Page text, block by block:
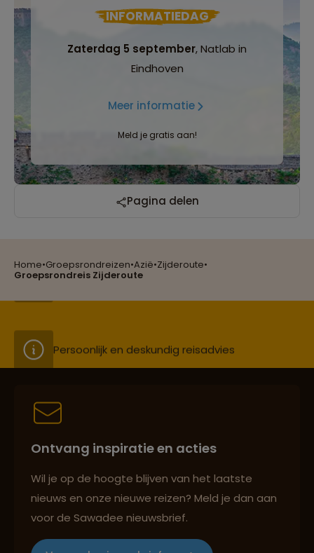
Home•Groepsrondreizen•Azië•Zijderoute•
Groepsrondreis Zijderoute
INFORMATIEDAG
Zaterdag 5 september, Natlab in
Eindhoven
Meer informatie
Meld je gratis aan!
Pagina delen
Reizen met oog voor mens, cultuur en milieu
Groepsreizen mét indivuele vrijheid
Best beoordeelde reisroutes
Groepsreizen mét indivuele vrijheid
Ontvang inspiratie en acties
Wil je op de hoogte blijven van het laatste
nieuws en onze nieuwe reizen? Meld je dan aan
voor de Sawadee nieuwsbrief.